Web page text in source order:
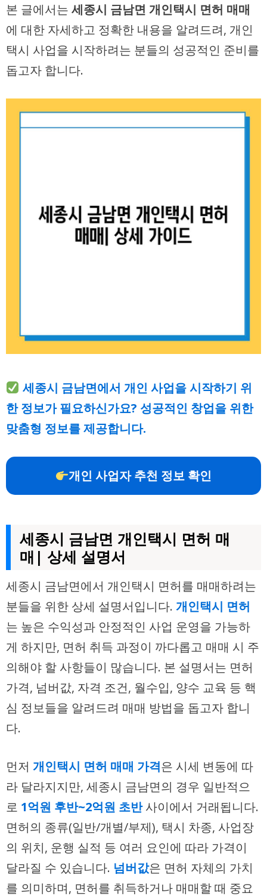
본 글에서는 세종시 금남면 개인택시 면허 매매
에 대한 자세하고 정확한 내용을 알려드려, 개인
택시 사업을 시작하려는 분들의 성공적인 준비를
돕고자 합니다.
세종시 금남면에서 개인 사업을 시작하기 위
한 정보가 필요하신가요? 성공적인 창업을 위한
맞춤형 정보를 제공합니다.
개인 사업자 추천 정보 확인
세종시 금남면 개인택시 면허 매
매| 상세 설명서
세종시 금남면에서 개인택시 면허를 매매하려는
분들을 위한 상세 설명서입니다. 개인택시 면허
는 높은 수익성과 안정적인 사업 운영을 가능하
게 하지만, 면허 취득 과정이 까다롭고 매매 시 주
의해야 할 사항들이 많습니다. 본 설명서는 면허
가격, 넘버값, 자격 조건, 월수입, 양수 교육 등 핵
심 정보들을 알려드려 매매 방법을 돕고자 합니
다.
먼저 개인택시 면허 매매 가격은 시세 변동에 따
라 달라지지만, 세종시 금남면의 경우 일반적으
로 1억원 후반~2억원 초반사이에서 거래됩니다.
면허의 종류(일반/개별/부제), 택시 차종, 사업장
의 위치, 운행 실적 등 여러 요인에 따라 가격이
달라질 수 있습니다. 넘버값은 면허 자체의 가치
를 의미하며, 면허를 취득하거나 매매할 때 중요